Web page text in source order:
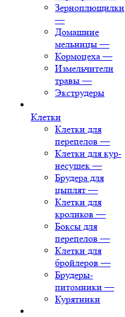
Зерноплющилки
—
Домашние
мельницы —
Кормоцеха —
Измельчители
травы —
Экструдеры
Клетки
Клетки для
перепелов —
Клетки для кур-
несушек —
Брудера для
цыплят —
Клетки для
кроликов —
Боксы для
перепелов —
Клетки для
бройлеров —
Брудеры-
питомники —
Курятники